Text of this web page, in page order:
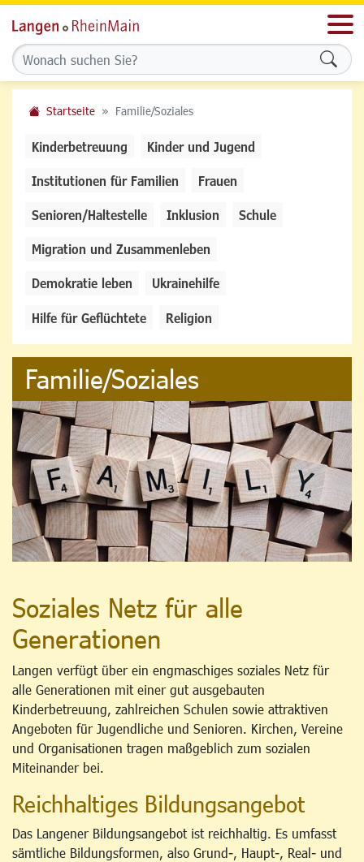
Startseite Familie/Soziales
Kinderbetreuung Kinder und Jugend
Institutionen für Familien Frauen
Senioren/Haltestelle Inklusion Schule
Migration und Zusammenleben
Demokratie leben Ukrainehilfe
Hilfe für Geflüchtete Religion
Familie/Soziales
Soziales Netz für alle
Generationen
Langen verfügt über ein engmaschiges soziales Netz für
alle Generationen mit einer gut ausgebauten
Kinderbetreuung, zahlreichen Schulen sowie attraktiven
Angeboten für Jugendliche und Senioren. Kirchen, Vereine
und Organisationen tragen maßgeblich zum sozialen
Miteinander bei.
Reichhaltiges Bildungsangebot
Das Langener Bildungsangebot ist reichhaltig. Es umfasst
sämtliche Bildungsformen, also Grund-, Haupt-, Real- und